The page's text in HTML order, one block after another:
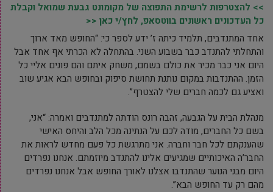
>> להצטרפות לרשימת התפוצה של מקומונט גבעת שמואל וקבלת
כל העדכונים ראשונים בווטסאפ, לחץ/י כאן <<
אחד המתנדבים, תלמיד כיתה ז’ ידע לספר כי: “החופש מאד ארוך
והתחלתי להתנדב כבר בשבוע השני. בהתחלה לא הכרתי אף אחד אבל
היום אני כבר מכיר את כולם בשמם, משחק איתם והם פונים אליי כל
הזמן. ההתנדבות במקום נותנת תחושת סיפוק ובחופש הבא אגיע שוב
ואציע גם לכמה חברים שלי להצטרף”.
מנהלת הבית על הגבעה, זהבה רונס הודתה למתנדבים ואמרה: “אני,
בשם כל החברים, מודה לכם על הנתינה מכל הלב והיחס האישי
שהענקתם לכל חבר וחברה. אני מתרגשת כל פעם מחדש לראות את
החבר’ה האיכותיים שמגיעים אלינו להתנדב מיוזמתם. אנחנו נפרדים
היום מבני הנוער שהתנדבו אצלנו לאורך החופש אבל אנחנו נפרדים
מהם רק עד החופש הבא”.